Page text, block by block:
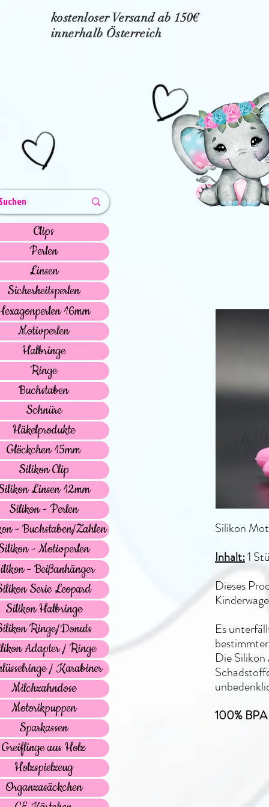
kostenloser Versand ab 150€
innerhalb Österreich
Silikon
Inhalt:1
Dieses
Es
Die
100%
Clips
Perlen
Linsen
Sicherheitsperlen
16mm
Motivperlen
Halbringe
Ringe
Buchstaben
Schnüre
Häkelprodukte
Glöckchen 15mm
Silikon Clip
Linsen 12mm
Silikon - Perlen
- Buchstaben/Zahlen
- Motivperlen
- Beißanhänger
Serie Leopard
Silikon Halbringe
Ringe/Donuts
Adapter / Ringe
/ Karabiner
Milchzahndose
Motorikpuppen
Sparkassen
Greiflinge aus Holz
Holzspielzeug
Organzasäckchen